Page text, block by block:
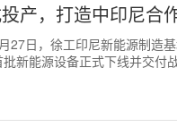
产，打造中印尼合
27日，徐工印尼新能源制造
新能源设备正式下线并交付